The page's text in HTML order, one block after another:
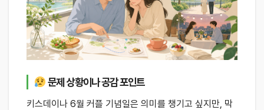
문제 상황이나 공감 포인트
키스데이나 6월 커플 기념일은 의미를 챙기고 싶지만, 막